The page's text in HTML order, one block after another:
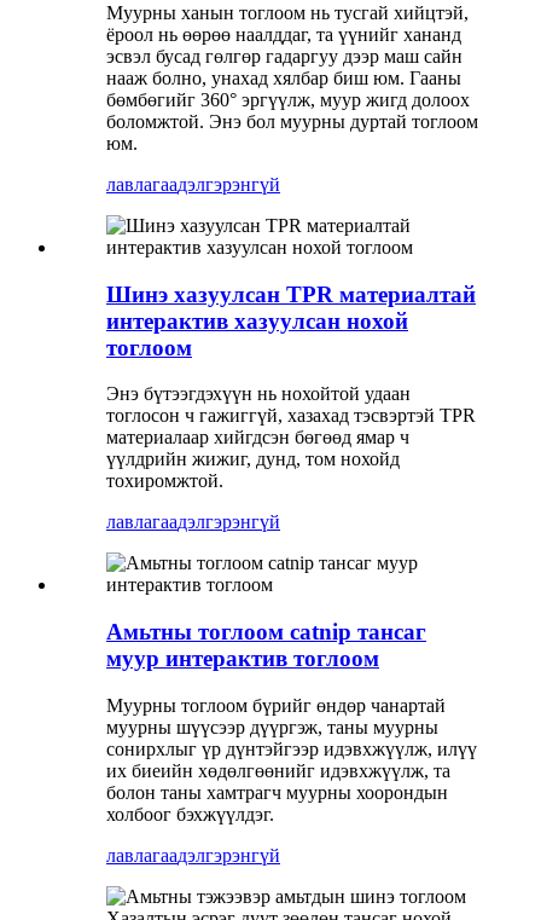
Муурны ханын тоглоом нь тусгай хийцтэй,
ёроол нь өөрөө наалддаг, та үүнийг хананд
эсвэл бусад гөлгөр гадаргуу дээр маш сайн
нааж болно, унахад хялбар биш юм. Гааны
бөмбөгийг 360° эргүүлж, муур жигд долоох
боломжтой. Энэ бол муурны дуртай тоглоом
юм.
лавлагаадэлгэрэнгүй
Шинэ хазуулсан TPR материалтай
интерактив хазуулсан нохой
тоглоом
Энэ бүтээгдэхүүн нь нохойтой удаан
тоглосон ч гажиггүй, хазахад тэсвэртэй TPR
материалаар хийгдсэн бөгөөд ямар ч
үүлдрийн жижиг, дунд, том нохойд
тохиромжтой.
лавлагаадэлгэрэнгүй
Амьтны тоглоом catnip тансаг
муур интерактив тоглоом
Муурны тоглоом бүрийг өндөр чанартай
муурны шүүсээр дүүргэж, таны муурны
сонирхлыг үр дүнтэйгээр идэвхжүүлж, илүү
их биеийн хөдөлгөөнийг идэвхжүүлж, та
болон таны хамтрагч муурны хоорондын
холбоог бэхжүүлдэг.
лавлагаадэлгэрэнгүй